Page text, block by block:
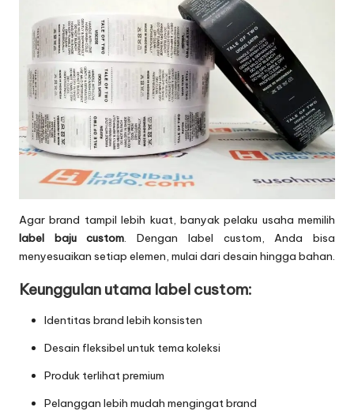
Agar brand tampil lebih kuat, banyak pelaku usaha memilih
label baju custom . Dengan label custom, Anda bisa
menyesuaikan setiap elemen, mulai dari desain hingga bahan.
Keunggulan utama label custom:
Identitas brand lebih konsisten
Desain fleksibel untuk tema koleksi
Produk terlihat premium
Pelanggan lebih mudah mengingat brand